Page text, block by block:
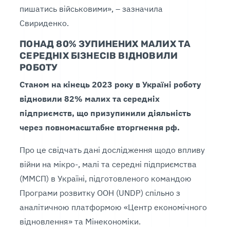
пишатись військовими», – зазначила
Свириденко.
ПОНАД 80% ЗУПИНЕНИХ МАЛИХ ТА
СЕРЕДНІХ БІЗНЕСІВ ВІДНОВИЛИ
РОБОТУ
Станом на кінець 2023 року в Україні роботу
відновили 82% малих та середніх
підприємств, що призупинили діяльність
через повномасштабне вторгнення рф.
Про це свідчать дані дослідження щодо впливу
війни на мікро-, малі та середні підприємства
(ММСП) в Україні, підготовленого командою
Програми розвитку ООН (UNDP) спільно з
аналітичною платформою «Центр економічного
відновлення» та Мінекономіки.